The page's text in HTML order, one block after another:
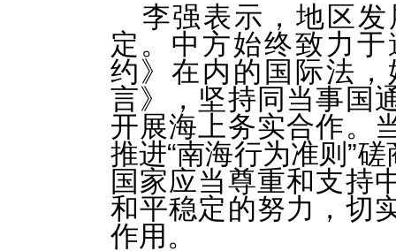
李强表示，地区
定。中方始终致力
约》在内的国际法
言》，坚持同当事国
开展海上务实合作。
推进“南海行为准则”
国家应当尊重和支持
和平稳定的努力，切
作用。